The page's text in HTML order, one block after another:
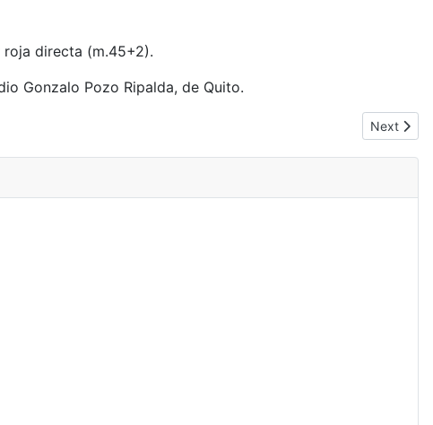
roja directa (m.45+2).
Gonzalo Pozo Ripalda, de Quito.
Next
Next